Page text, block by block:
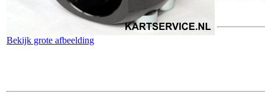
Bekijk grote afbeelding